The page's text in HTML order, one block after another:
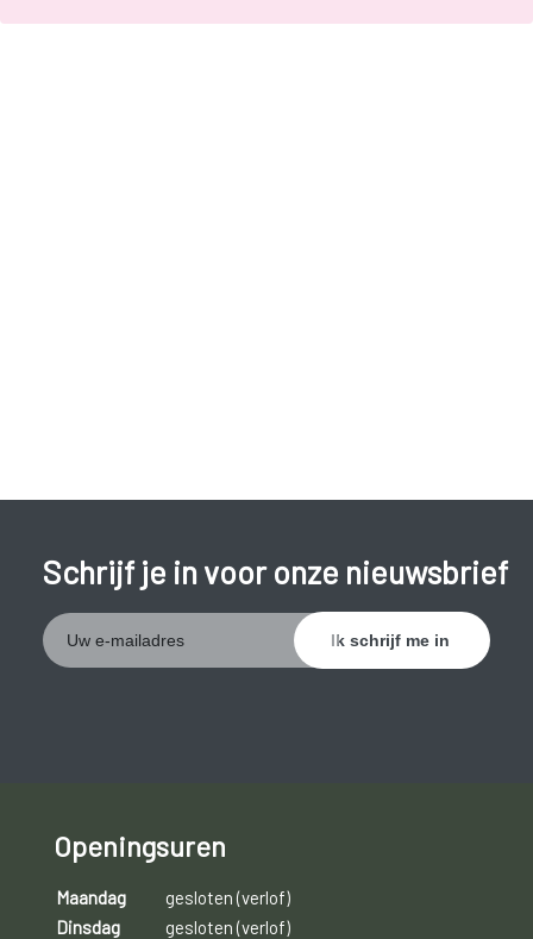
Schrijf je in voor onze nieuwsbrief
Openingsuren
Maandag
gesloten (verlof)
Dinsdag
gesloten (verlof)